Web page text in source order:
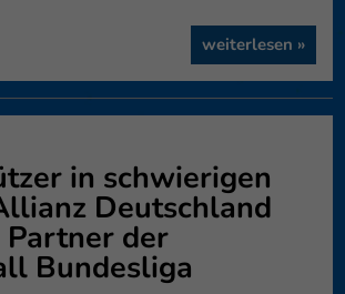
weiterlesen »
in schwierigen
Deutschland
der
Bundesliga